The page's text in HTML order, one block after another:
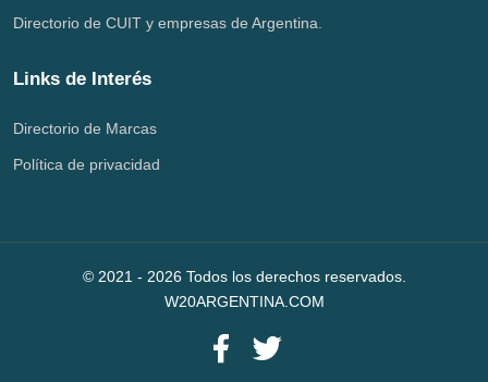
Directorio de CUIT y empresas de Argentina.
Links de Interés
Directorio de Marcas
Política de privacidad
© 2021 - 2026 Todos los derechos reservados.
W20ARGENTINA.COM